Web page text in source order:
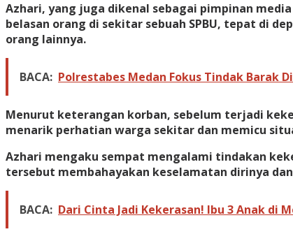
Azhari, yang juga dikenal sebagai pimpinan
belasan orang di sekitar sebuah SPBU, tepat di
orang lainnya.
BACA: Polrestabes Medan Fokus Tindak Barak
Menurut keterangan korban, sebelum terjadi
menarik perhatian warga sekitar dan memicu
Azhari mengaku sempat mengalami tindakan
tersebut membahayakan keselamatan dirinya
BACA: Dari Cinta Jadi Kekerasan! Ibu 3 Anak di